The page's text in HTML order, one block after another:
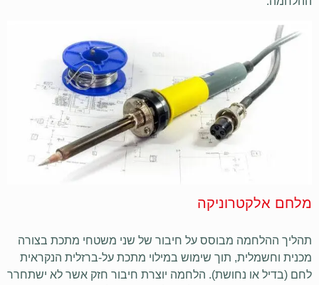
מלחם אלקטרוניקה
תהליך ההלחמה מבוסס על חיבור של שני משטחי מתכת בצורה
מכנית וחשמלית, תוך שימוש במילוי מתכת על-ברזלית הנקראית
לחם (בדיל או נחושת). הלחמה יוצרת חיבור חזק אשר לא ישתחרר